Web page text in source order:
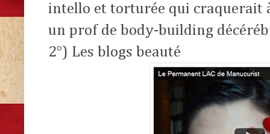
intello et torturée qui craquerait
un prof de body-building
2°) Les blogs beauté